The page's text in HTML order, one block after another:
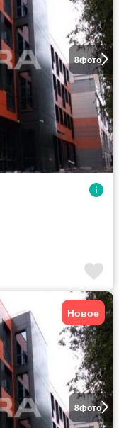
8фото
8фото
Новое